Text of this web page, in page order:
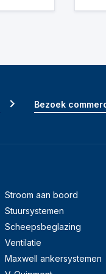
Stroom aan boord
Stuursystemen
Scheepsbeglazing
Ventilatie
Maxwell ankersystemen
Bezoek